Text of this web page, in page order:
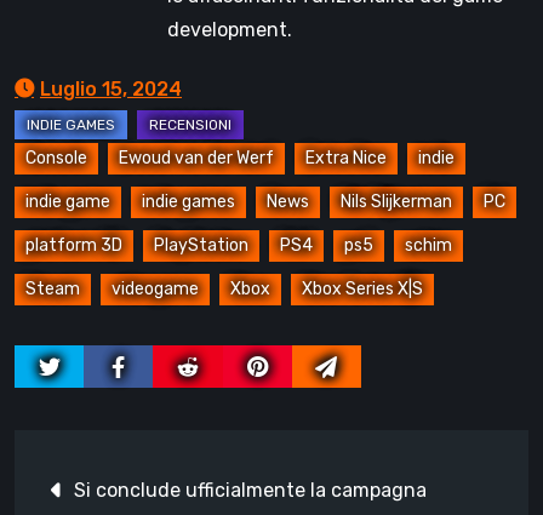
development.
Luglio 15, 2024
Console Ewoud van der Werf Extra Nice indie
indie game indie games News Nils Slijkerman PC
platform 3D PlayStation PS4 ps5 schim
Steam videogame Xbox Xbox Series X|S
articoli
Si conclude ufficialmente la campagna